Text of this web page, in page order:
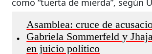
como “tuerta de mierda”, según
•
Asamblea: cruce de
Gabriela Sommerfeld y
en juicio político